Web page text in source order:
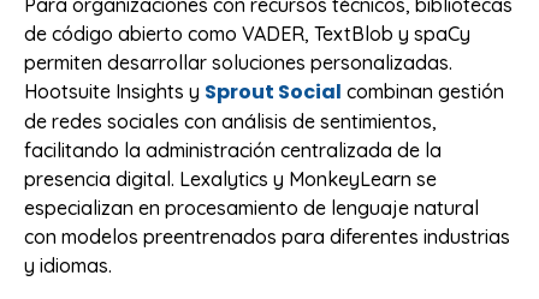
Para organizaciones con recursos técnicos, bibliotecas
de código abierto como VADER, TextBlob y spaCy
permiten desarrollar soluciones personalizadas.
Hootsuite Insights y Sprout Social combinan gestión
de redes sociales con análisis de sentimientos,
facilitando la administración centralizada de la
presencia digital. Lexalytics y MonkeyLearn se
especializan en procesamiento de lenguaje natural
con modelos preentrenados para diferentes industrias
y idiomas.